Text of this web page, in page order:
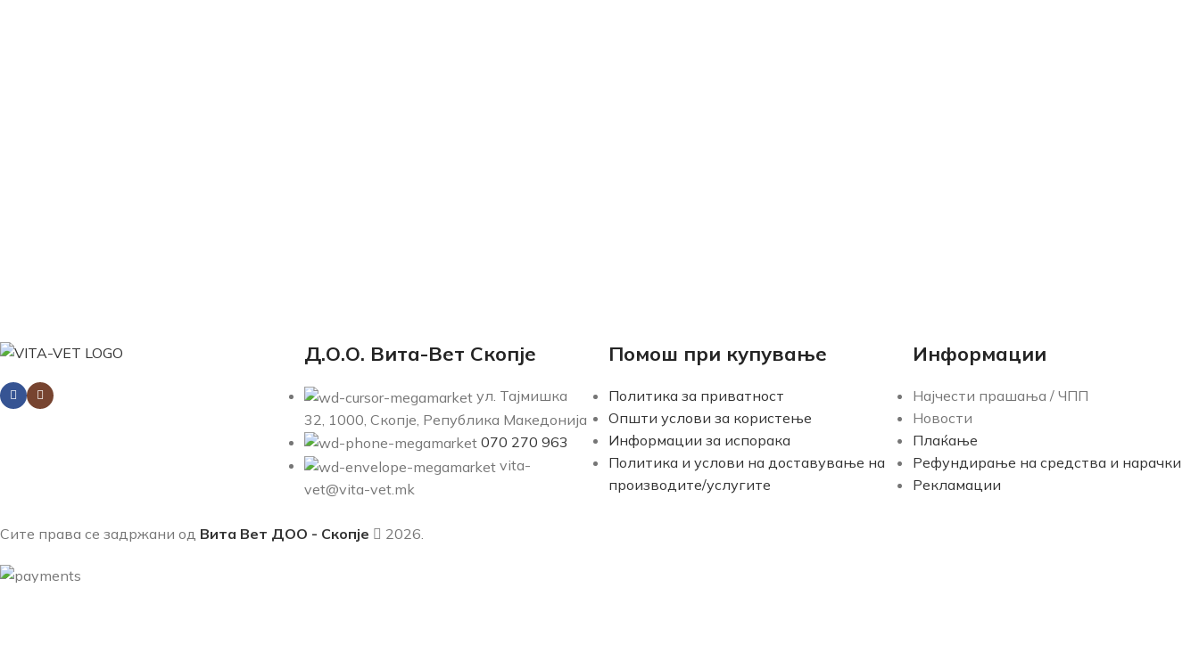
Д.О.О. Вита-Вет Скопје
ул. Тајмишка
32, 1000, Скопје, Република Македонија
070 270 963
vita-
vet@vita-vet.mk
Помош при купување
Политика за приватност
Општи услови за користење
Информации за испорака
Политика и услови на доставување на
производите/услугите
Информации
Најчести прашања / ЧПП
Новости
Плаќање
Рефундирање на средства и нарачки
Рекламации
Сите права се задржани од Вита Вет ДОО - Скопје 2026.